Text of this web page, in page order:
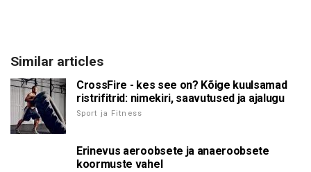
Similar articles
CrossFire - kes see on? Kõige kuulsamad
ristrifitrid: nimekiri, saavutused ja ajalugu
Sport ja Fitness
Erinevus aeroobsete ja anaeroobsete
koormuste vahel